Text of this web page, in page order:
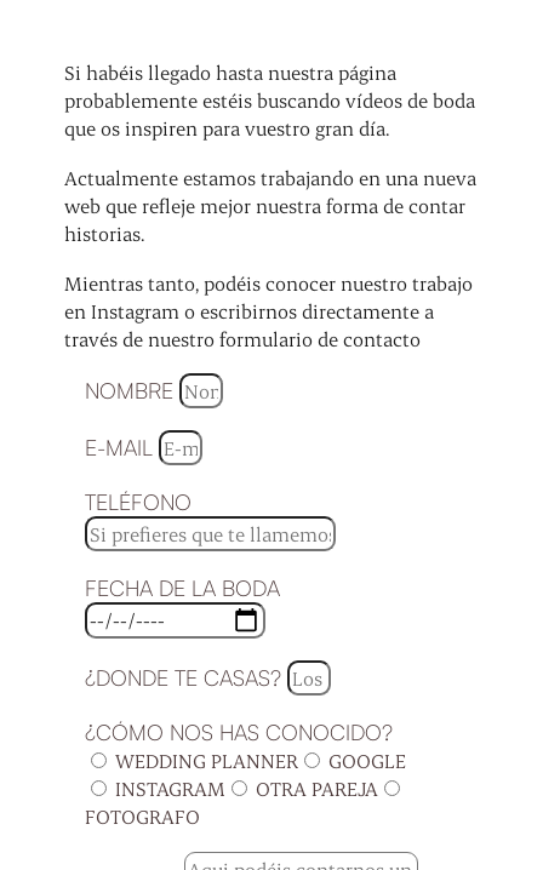
Si habéis llegado hasta nuestra página
probablemente estéis buscando vídeos de boda
que os inspiren para vuestro gran día.
Actualmente estamos trabajando en una nueva
web que refleje mejor nuestra forma de contar
historias.
Mientras tanto, podéis conocer nuestro trabajo
en Instagram o escribirnos directamente a
través de nuestro formulario de contacto
NOMBRE
E-MAIL
TELÉFONO
FECHA DE LA BODA
¿DONDE TE CASAS?
¿CÓMO NOS HAS CONOCIDO?
WEDDING PLANNER
GOOGLE
INSTAGRAM
OTRA PAREJA
FOTOGRAFO